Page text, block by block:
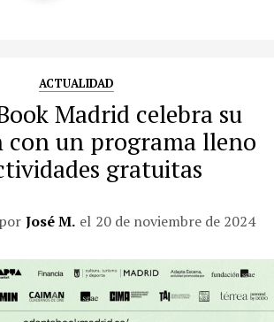
ACTUALIDAD
Madrid celebra su
con un programa lleno
gratuitas
José M. el 20 de noviembre de 2024